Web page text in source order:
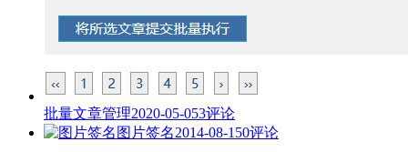
批量文章管理2020-05-053评论
图片签名2014-08-150评论